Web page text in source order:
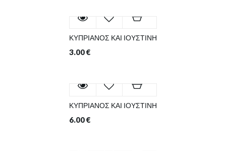
ΚΥΠΡΙΑΝΟΣ ΚΑΙ ΙΟΥΣΤΙΝΗ
3.00€
ΚΥΠΡΙΑΝΟΣ ΚΑΙ ΙΟΥΣΤΙΝΗ
6.00€